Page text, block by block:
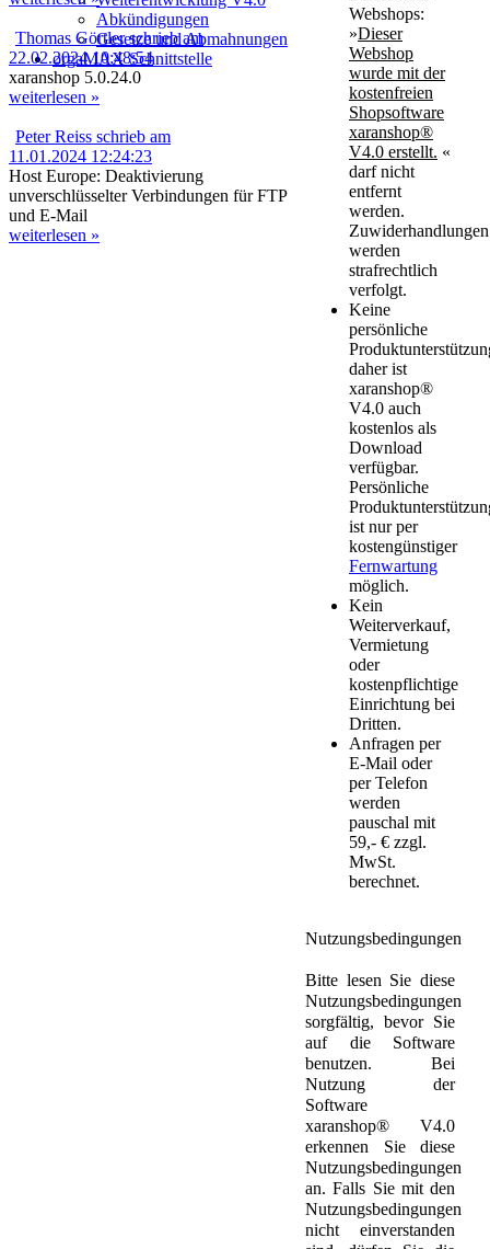
Abkündigungen
Gesetze und Abmahnungen
orgaMAX Schnittstelle
Thomas Görtler schrieb am
22.02.2024 10:48:54
xaranshop 5.0.24.0
weiterlesen »
Peter Reiss schrieb am
11.01.2024 12:24:23
Host Europe: Deaktivierung
unverschlüsselter Verbindungen für FTP
und E-Mail
weiterlesen »
Webshops:
»Dieser
Webshop
wurde mit der
kostenfreien
Shopsoftware
xaranshop®
V4.0 erstellt. «
darf nicht
entfernt
werden.
Zuwiderhandlungen
werden
strafrechtlich
verfolgt.
Keine
persönliche
daher ist
xaranshop®
V4.0 auch
kostenlos als
Download
verfügbar.
Persönliche
ist nur per
kostengünstiger
Fernwartung
möglich.
Kein
Weiterverkauf,
Vermietung
oder
kostenpflichtige
Einrichtung bei
Dritten.
Anfragen per
E-Mail oder
per Telefon
werden
pauschal mit
59,- € zzgl.
MwSt.
berechnet.
Nutzungsbedingungen
Bitte lesen Sie diese
Nutzungsbedingungen
sorgfältig, bevor Sie
auf die Software
benutzen. Bei
Nutzung der
Software
xaranshop® V4.0
erkennen Sie diese
Nutzungsbedingungen
an. Falls Sie mit den
Nutzungsbedingungen
nicht einverstanden